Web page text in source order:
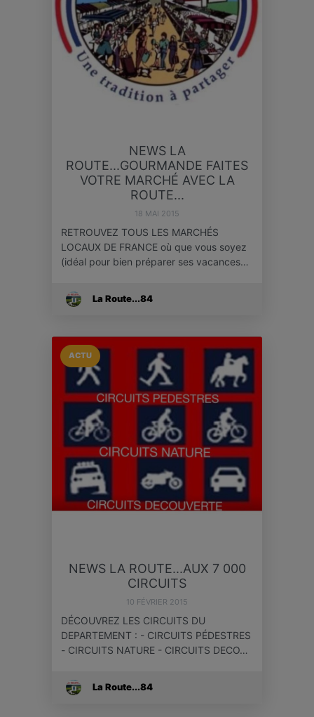
NEWS LA
ROUTE...GOURMANDE FAITES
VOTRE MARCHÉ AVEC LA
ROUTE...
18 MAI 2015
RETROUVEZ TOUS LES MARCHÉS
LOCAUX DE FRANCE où que vous soyez
(idéal pour bien préparer ses vacances…
La Route...84
ACTU
NEWS LA ROUTE...AUX 7 000
CIRCUITS
10 FÉVRIER 2015
DÉCOUVREZ LES CIRCUITS DU
DEPARTEMENT : - CIRCUITS PÉDESTRES
- CIRCUITS NATURE - CIRCUITS DECO…
La Route...84